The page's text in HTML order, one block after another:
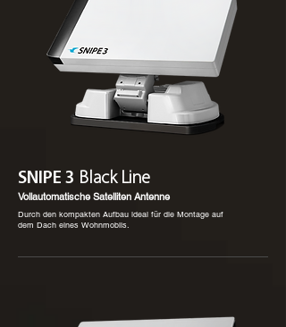
SNIPE 3 Black Line
Vollautomatische Satelliten Antenne
Durch den kompakten Aufbau ideal für die Montage auf
dem Dach eines Wohnmobils.